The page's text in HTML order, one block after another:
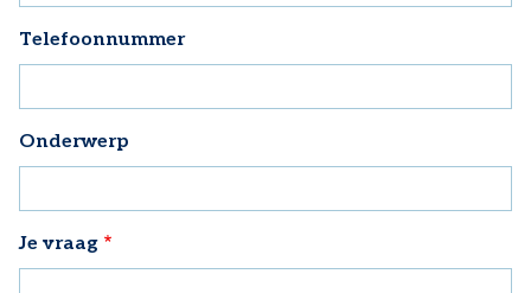
Telefoonnummer
Onderwerp
Je vraag